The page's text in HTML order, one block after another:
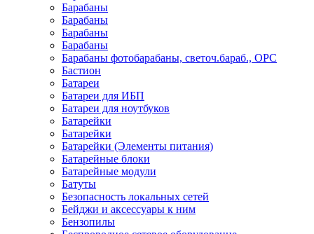
Барабаны
Барабаны
Барабаны
Барабаны
Барабаны фотобарабаны, светоч.бараб., OPC
Бастион
Батареи
Батареи для ИБП
Батареи для ноутбуков
Батарейки
Батарейки
Батарейки (Элементы питания)
Батарейные блоки
Батарейные модули
Батуты
Безопасность локальных сетей
Бейджи и аксесcуары к ним
Бензопилы